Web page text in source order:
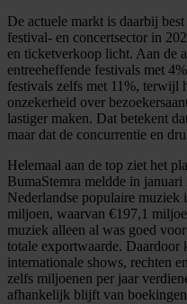
De actuele markt is daarbij
festival- en concertsector in
en ticketverkoop licht. Aan de
entreeheffende festivals met
festivals zelfs met 11%, terwijl
onzekerheid over
lastiger maken. Dat betekent
maar dat de concurrentie en
Helemaal aan de top ziet het
BumaStemra meldde in
Nederlandse populaire
miljoen, waarvan €197,1
muziek alleen al was goed
totale exportwaarde. Daardoor
internationale shows, rechten
zelfs miljoenen per jaar
afhankelijk blijft van